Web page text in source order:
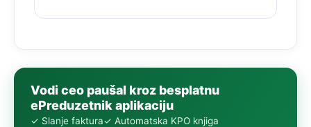
Vodi ceo paušal kroz besplatnu
ePreduzetnik aplikaciju
✓ Slanje faktura✓ Automatska KPO knjiga